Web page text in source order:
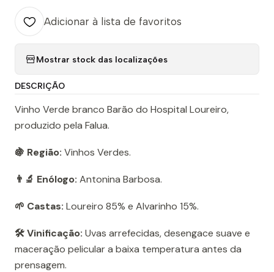
Adicionar à lista de favoritos
Mostrar stock das localizações
DESCRIÇÃO
Vinho Verde branco Barão do Hospital Loureiro,
produzido pela Falua.
🍇 Região: Vinhos Verdes.
👨‍🔬 Enólogo: Antonina Barbosa.
🌱 Castas: Loureiro 85% e Alvarinho 15%.
🛠️ Vinificação: Uvas arrefecidas, desengace suave e
maceração pelicular a baixa temperatura antes da
prensagem.